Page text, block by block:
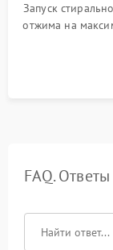
Запуск
отжима на
FAQ.